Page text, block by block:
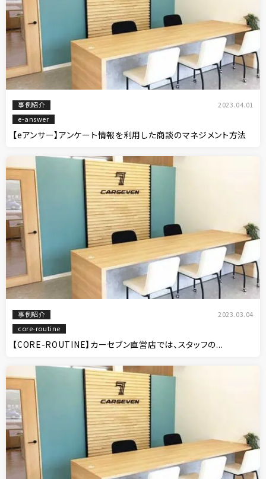
事例紹介
2023.04.01
e-answer
【eアンサー】アンケート情報を利用した商談のマネジメント方法
事例紹介
2023.03.04
core-routine
【CORE-ROUTINE】カーセブン直営店では、スタッフの...